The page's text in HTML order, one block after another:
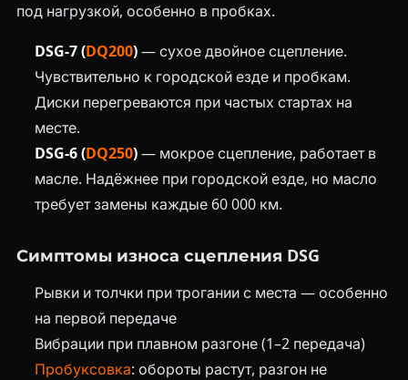
под нагрузкой, особенно в пробках.
DSG-7 (DQ200)— сухое двойное сцепление.
Чувствительно к городской езде и пробкам.
Диски перегреваются при частых стартах на
месте.
DSG-6 (DQ250)— мокрое сцепление, работает в
масле. Надёжнее при городской езде, но масло
требует замены каждые 60 000 км.
Симптомы износа сцепления DSG
Рывки и толчки при трогании с места — особенно
на первой передаче
Вибрации при плавном разгоне (1–2 передача)
Пробуксовка: обороты растут, разгон не